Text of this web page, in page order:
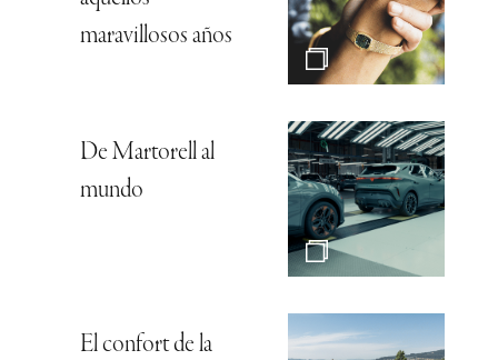
maravillosos años
De Martorell al
mundo
El confort de la